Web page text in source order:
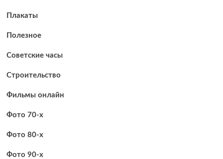
Плакаты
Полезное
Советские часы
Строительство
Фильмы онлайн
Фото 70-х
Фото 80-х
Фото 90-х